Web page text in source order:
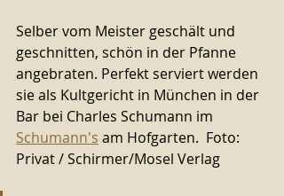
Selber vom Meister geschält und
geschnitten, schön in der Pfanne
angebraten. Perfekt serviert werden
sie als Kultgericht in München in der
Bar bei Charles Schumann im
Schumann's am Hofgarten.  Foto:
Privat / Schirmer/Mosel Verlag